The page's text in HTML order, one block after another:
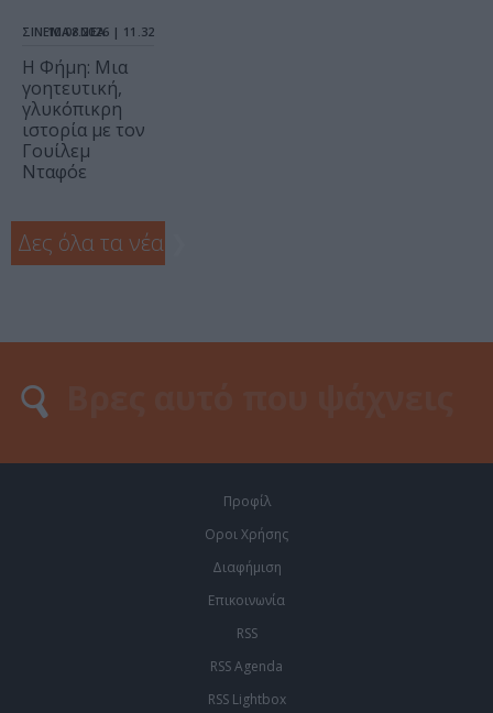
ΣΙΝΕΜΑ / ΝΕΑ
10.08.2026 | 11.32
Η Φήμη: Mια
γοητευτική,
γλυκόπικρη
ιστορία με τον
Γουίλεμ
Νταφόε
Δες όλα τα νέα
Προφίλ
Οροι Χρήσης
Διαφήμιση
Επικοινωνία
RSS
RSS Agenda
RSS Lightbox